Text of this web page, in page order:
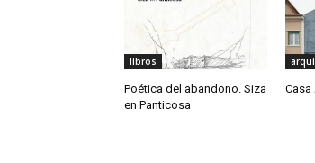
libros
Poética del abandono. Siza
en Panticosa
Casa